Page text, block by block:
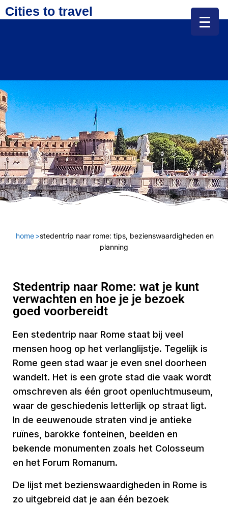
Cities to travel
home >stedentrip naar rome: tips, bezienswaardigheden en
planning
Stedentrip naar Rome: wat je kunt
verwachten en hoe je je bezoek
goed voorbereidt
Een stedentrip naar Rome staat bij veel
mensen hoog op het verlanglijstje. Tegelijk is
Rome geen stad waar je even snel doorheen
wandelt. Het is een grote stad die vaak wordt
omschreven als één groot openluchtmuseum,
waar de geschiedenis letterlijk op straat ligt.
In de eeuwenoude straten vind je antieke
ruïnes, barokke fonteinen, beelden en
bekende monumenten zoals het Colosseum
en het Forum Romanum.
De lijst met bezienswaardigheden in Rome is
zo uitgebreid dat je aan één bezoek